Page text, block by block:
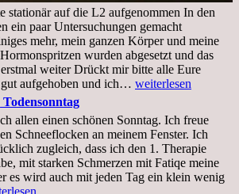
stationär auf die L2 aufgenommen In den
ein paar Untersuchungen gemacht
mehr, mein ganzen Körper und meine
wurden abgesetzt und das
weiter Drückt mir bitte alle Eure
aufgehoben und ich… Mittwoch.
Krankenhaus
stationär
weiterlesen
Todensonntag
allen einen schönen Sonntag. Ich freue
Schneeflocken an meinem Fenster. Ich
zugleich, dass ich den 1. Therapie
mit starken Schmerzen mit Fatiqe meine
es wird auch mit jeden Tag ein klein wenig